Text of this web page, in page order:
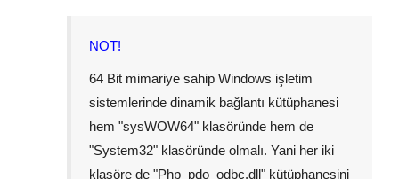
NOT!
64 Bit mimariye sahip Windows işletim
sistemlerinde dinamik bağlantı kütüphanesi
hem "sysWOW64" klasöründe hem de
"System32" klasöründe olmalı. Yani her iki
klasöre de "Php_pdo_odbc.dll" kütüphanesini